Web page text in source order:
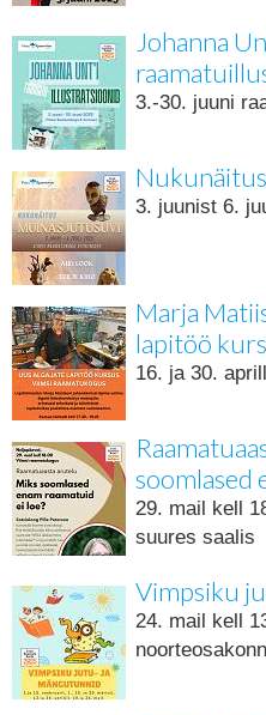
Johanna
3.-30. juuni
3. juunist 6.
Marja
lapitöö
16. ja 30.
soomlased
29. mail kell
suures saalis
Vimpsiku
24. mail kell